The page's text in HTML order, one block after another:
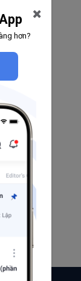
hơn?